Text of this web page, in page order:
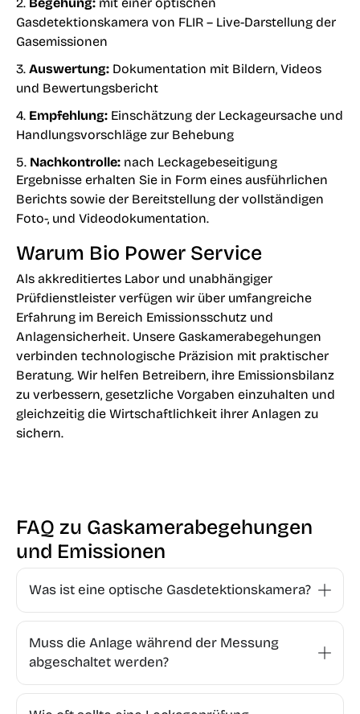
Gasdetektionskamera von FLIR – Live-Darstellung der
Gasemissionen
3. Auswertung: Dokumentation mit Bildern, Videos
und Bewertungsbericht
4. Empfehlung: Einschätzung der Leckageursache und
Handlungsvorschläge zur Behebung
5. Nachkontrolle: nach Leckagebeseitigung
Ergebnisse erhalten Sie in Form eines ausführlichen
Berichts sowie der Bereitstellung der vollständigen
Foto-, und Videodokumentation.
Warum Bio Power Service
Als akkreditiertes Labor und unabhängiger
Prüfdienstleister verfügen wir über umfangreiche
Erfahrung im Bereich Emissionsschutz und
Anlagensicherheit. Unsere Gaskamerabegehungen
verbinden technologische Präzision mit praktischer
Beratung. Wir helfen Betreibern, ihre Emissionsbilanz
zu verbessern, gesetzliche Vorgaben einzuhalten und
gleichzeitig die Wirtschaftlichkeit ihrer Anlagen zu
sichern.
FAQ zu Gaskamerabegehungen
und Emissionen
Was ist eine optische Gasdetektionskamera?
Muss die Anlage während der Messung
abgeschaltet werden?